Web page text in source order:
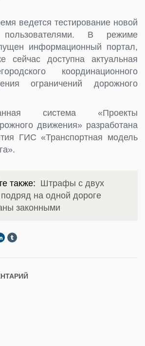
ведется тестирование новой
В режиме
информационный портал,
сейчас доступна актуальная
координационного
ограничений дорожного
система «Проекты
движения» разработана
ГИС «Транспортная модель
также: Штрафы с двух
на одной дороге
законными